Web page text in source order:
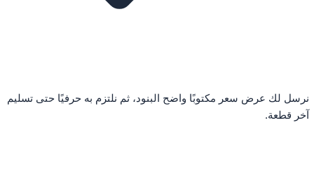
نرسل لك عرض سعر مكتوبًا واضح البنود، ثم نلتزم به حرفيًا حتى تسليم
آخر قطعة.